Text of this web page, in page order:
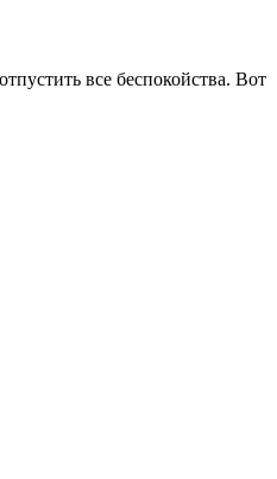
все беспокойства. Вот